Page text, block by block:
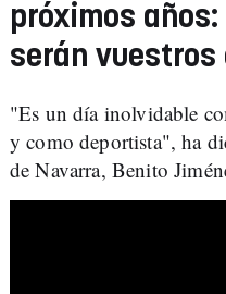
próximos
serán
"Es un día inolvidable
y como deportista", ha
de Navarra, Benito